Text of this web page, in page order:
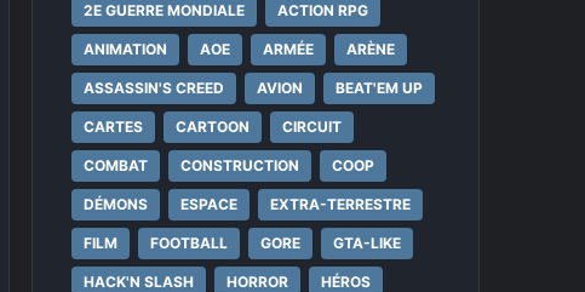
2E GUERRE MONDIALE ACTION RPG
ANIMATION AOE ARMÉE ARÈNE
ASSASSIN'S CREED AVION BEAT'EM UP
CARTES CARTOON CIRCUIT
COMBAT CONSTRUCTION COOP
DÉMONS ESPACE EXTRA-TERRESTRE
FILM FOOTBALL GORE GTA-LIKE
HACK'N SLASH HORROR HÉROS